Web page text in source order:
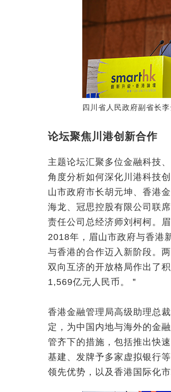
四川省人民政府副省长
论坛聚焦川港创新合作
主题论坛汇聚多位金融科技
角度分析如何深化川港科技
山市政府市长胡元坤、香港
海龙、冠思控股有限公司联
责任公司总经济师刘柯柯。
2018年，眉山市政府与香港
与香港的合作迈入新阶段。
双向互济的开放格局作出了
1,569亿元人民币。＂
香港金融管理局高级助理总
定，为中国内地与海外的金
管齐下的措施，包括推出快
基建、发牌予多家虚拟银行
领先优势，以及香港国际化